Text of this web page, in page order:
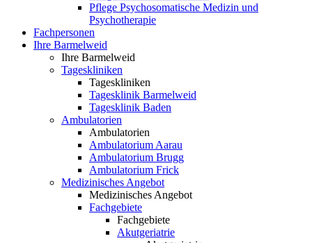
Pflege Psychosomatische Medizin und
Psychotherapie
Fachpersonen
Ihre Barmelweid
Ihre Barmelweid
Tageskliniken
Tageskliniken
Tagesklinik Barmelweid
Tagesklinik Baden
Ambulatorien
Ambulatorien
Ambulatorium Aarau
Ambulatorium Brugg
Ambulatorium Frick
Medizinisches Angebot
Medizinisches Angebot
Fachgebiete
Fachgebiete
Akutgeriatrie